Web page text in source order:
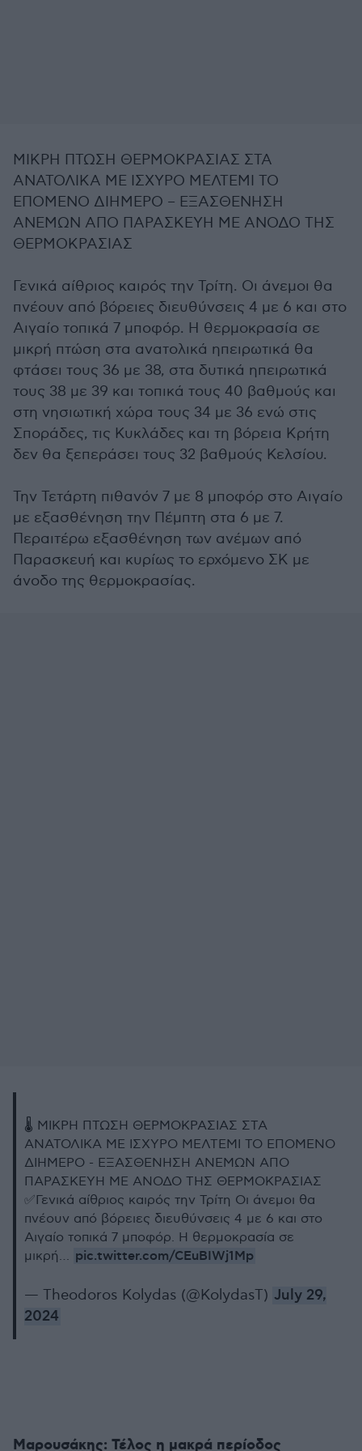
ΜΙΚΡΗ ΠΤΩΣΗ ΘΕΡΜΟΚΡΑΣΙΑΣ ΣΤΑ
ΑΝΑΤΟΛΙΚΑ ΜΕ ΙΣΧΥΡΟ ΜΕΛΤΕΜΙ ΤΟ
ΕΠΟΜΕΝΟ ΔΙΗΜΕΡΟ – ΕΞΑΣΘΕΝΗΣΗ
ΑΝΕΜΩΝ ΑΠΟ ΠΑΡΑΣΚΕΥΗ ΜΕ ΑΝΟΔΟ ΤΗΣ
ΘΕΡΜΟΚΡΑΣΙΑΣ
Γενικά αίθριος καιρός την Τρίτη. Οι άνεμοι θα
πνέουν από βόρειες διευθύνσεις 4 με 6 και στο
Αιγαίο τοπικά 7 μποφόρ. Η θερμοκρασία σε
μικρή πτώση στα ανατολικά ηπειρωτικά θα
φτάσει τους 36 με 38, στα δυτικά ηπειρωτικά
τους 38 με 39 και τοπικά τους 40 βαθμούς και
στη νησιωτική χώρα τους 34 με 36 ενώ στις
Σποράδες, τις Κυκλάδες και τη βόρεια Κρήτη
δεν θα ξεπεράσει τους 32 βαθμούς Κελσίου.
Την Τετάρτη πιθανόν 7 με 8 μποφόρ στο Αιγαίο
με εξασθένηση την Πέμπτη στα 6 με 7.
Περαιτέρω εξασθένηση των ανέμων από
Παρασκευή και κυρίως το ερχόμενο ΣΚ με
άνοδο της θερμοκρασίας.
🌡️ ΜΙΚΡΗ ΠΤΩΣΗ ΘΕΡΜΟΚΡΑΣΙΑΣ ΣΤΑ
ΑΝΑΤΟΛΙΚΑ ΜΕ ΙΣΧΥΡΟ ΜΕΛΤΕΜΙ ΤΟ ΕΠΟΜΕΝΟ
ΔΙΗΜΕΡΟ - ΕΞΑΣΘΕΝΗΣΗ ΑΝΕΜΩΝ ΑΠΟ
ΠΑΡΑΣΚΕΥΗ ΜΕ ΑΝΟΔΟ ΤΗΣ ΘΕΡΜΟΚΡΑΣΙΑΣ
✅Γενικά αίθριος καιρός την Τρίτη Οι άνεμοι θα
πνέουν από βόρειες διευθύνσεις 4 με 6 και στο
Αιγαίο τοπικά 7 μποφόρ. Η θερμοκρασία σε
μικρή… pic.twitter.com/CEuBIWj1Mp
— Theodoros Kolydas (@KolydasT) July 29,
2024
Μαρουσάκης: Τέλος η μακρά περίοδος